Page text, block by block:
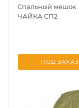
Спальный мешок
ЧАЙКА СП2
ПОД ЗАКАЗ